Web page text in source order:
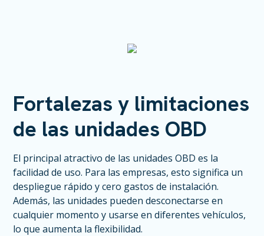
Fortalezas y limitaciones
de las unidades OBD
El principal atractivo de las unidades OBD es la
facilidad de uso. Para las empresas, esto significa un
despliegue rápido y cero gastos de instalación.
Además, las unidades pueden desconectarse en
cualquier momento y usarse en diferentes vehículos,
lo que aumenta la flexibilidad.